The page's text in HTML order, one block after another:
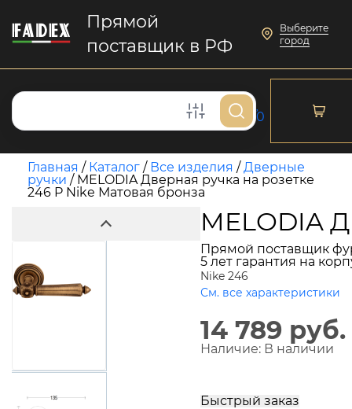
Прямой
поставщик в РФ
Выберите
город
0
Главная / Каталог / Все изделия /Дверные
ручки / MELODIA Дверная ручка на розетке
246 P Nike Матовая бронза
MELODIA
Прямой поставщик
5 лет гарантия на
Nike 246
См. все характеристики
14 789 руб.
Наличие: В наличии
Быстрый заказ